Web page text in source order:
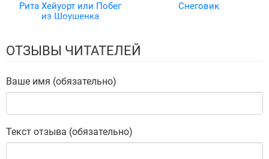
Рита Хейуорт или Побег
из Шоушенка
Снеговик
ОТЗЫВЫ ЧИТАТЕЛЕЙ
Ваше имя (обязательно)
Текст отзыва (обязательно)